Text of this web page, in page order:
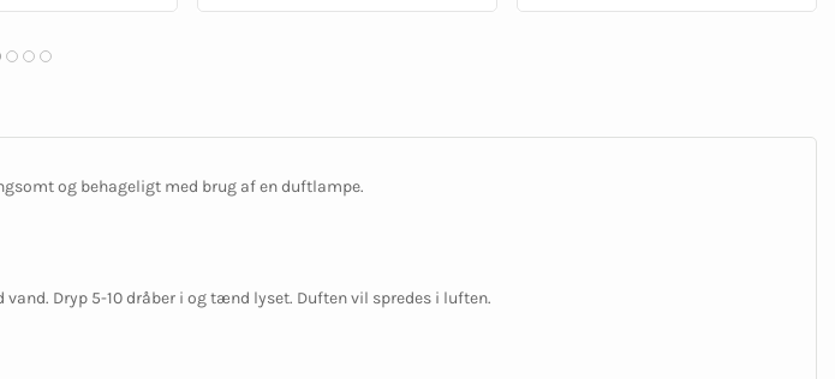
og behageligt med brug af en duftlampe.
Dryp 5-10 dråber i og tænd lyset. Duften vil spredes i luften.